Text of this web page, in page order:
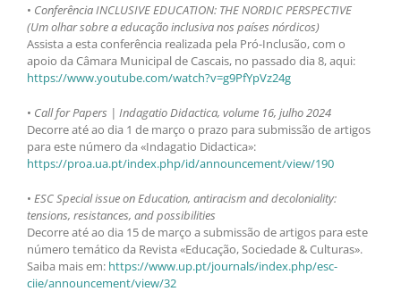
• Conferência INCLUSIVE EDUCATION: THE NORDIC PERSPECTIVE
(Um olhar sobre a educação inclusiva nos países nórdicos)
Assista a esta conferência realizada pela Pró-Inclusão, com o
apoio da Câmara Municipal de Cascais, no passado dia 8, aqui:
https://www.youtube.com/watch?v=g9PfYpVz24g
• Call for Papers | Indagatio Didactica, volume 16, julho 2024
Decorre até ao dia 1 de março o prazo para submissão de artigos
para este número da «Indagatio Didactica»:
https://proa.ua.pt/index.php/id/announcement/view/190
• ESC Special issue on Education, antiracism and decoloniality:
tensions, resistances, and possibilities
Decorre até ao dia 15 de março a submissão de artigos para este
número temático da Revista «Educação, Sociedade & Culturas».
Saiba mais em: https://www.up.pt/journals/index.php/esc-
ciie/announcement/view/32